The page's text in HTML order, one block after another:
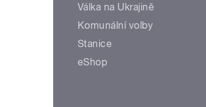
Válka na Ukrajině
Komunální volby
Stanice
eShop